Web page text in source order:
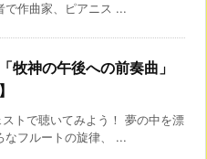
で作曲家、ピアニス ...
牧神の午後への前奏曲」
ストで聴いてみよう！ 夢の中を漂
なフルートの旋律、 ...